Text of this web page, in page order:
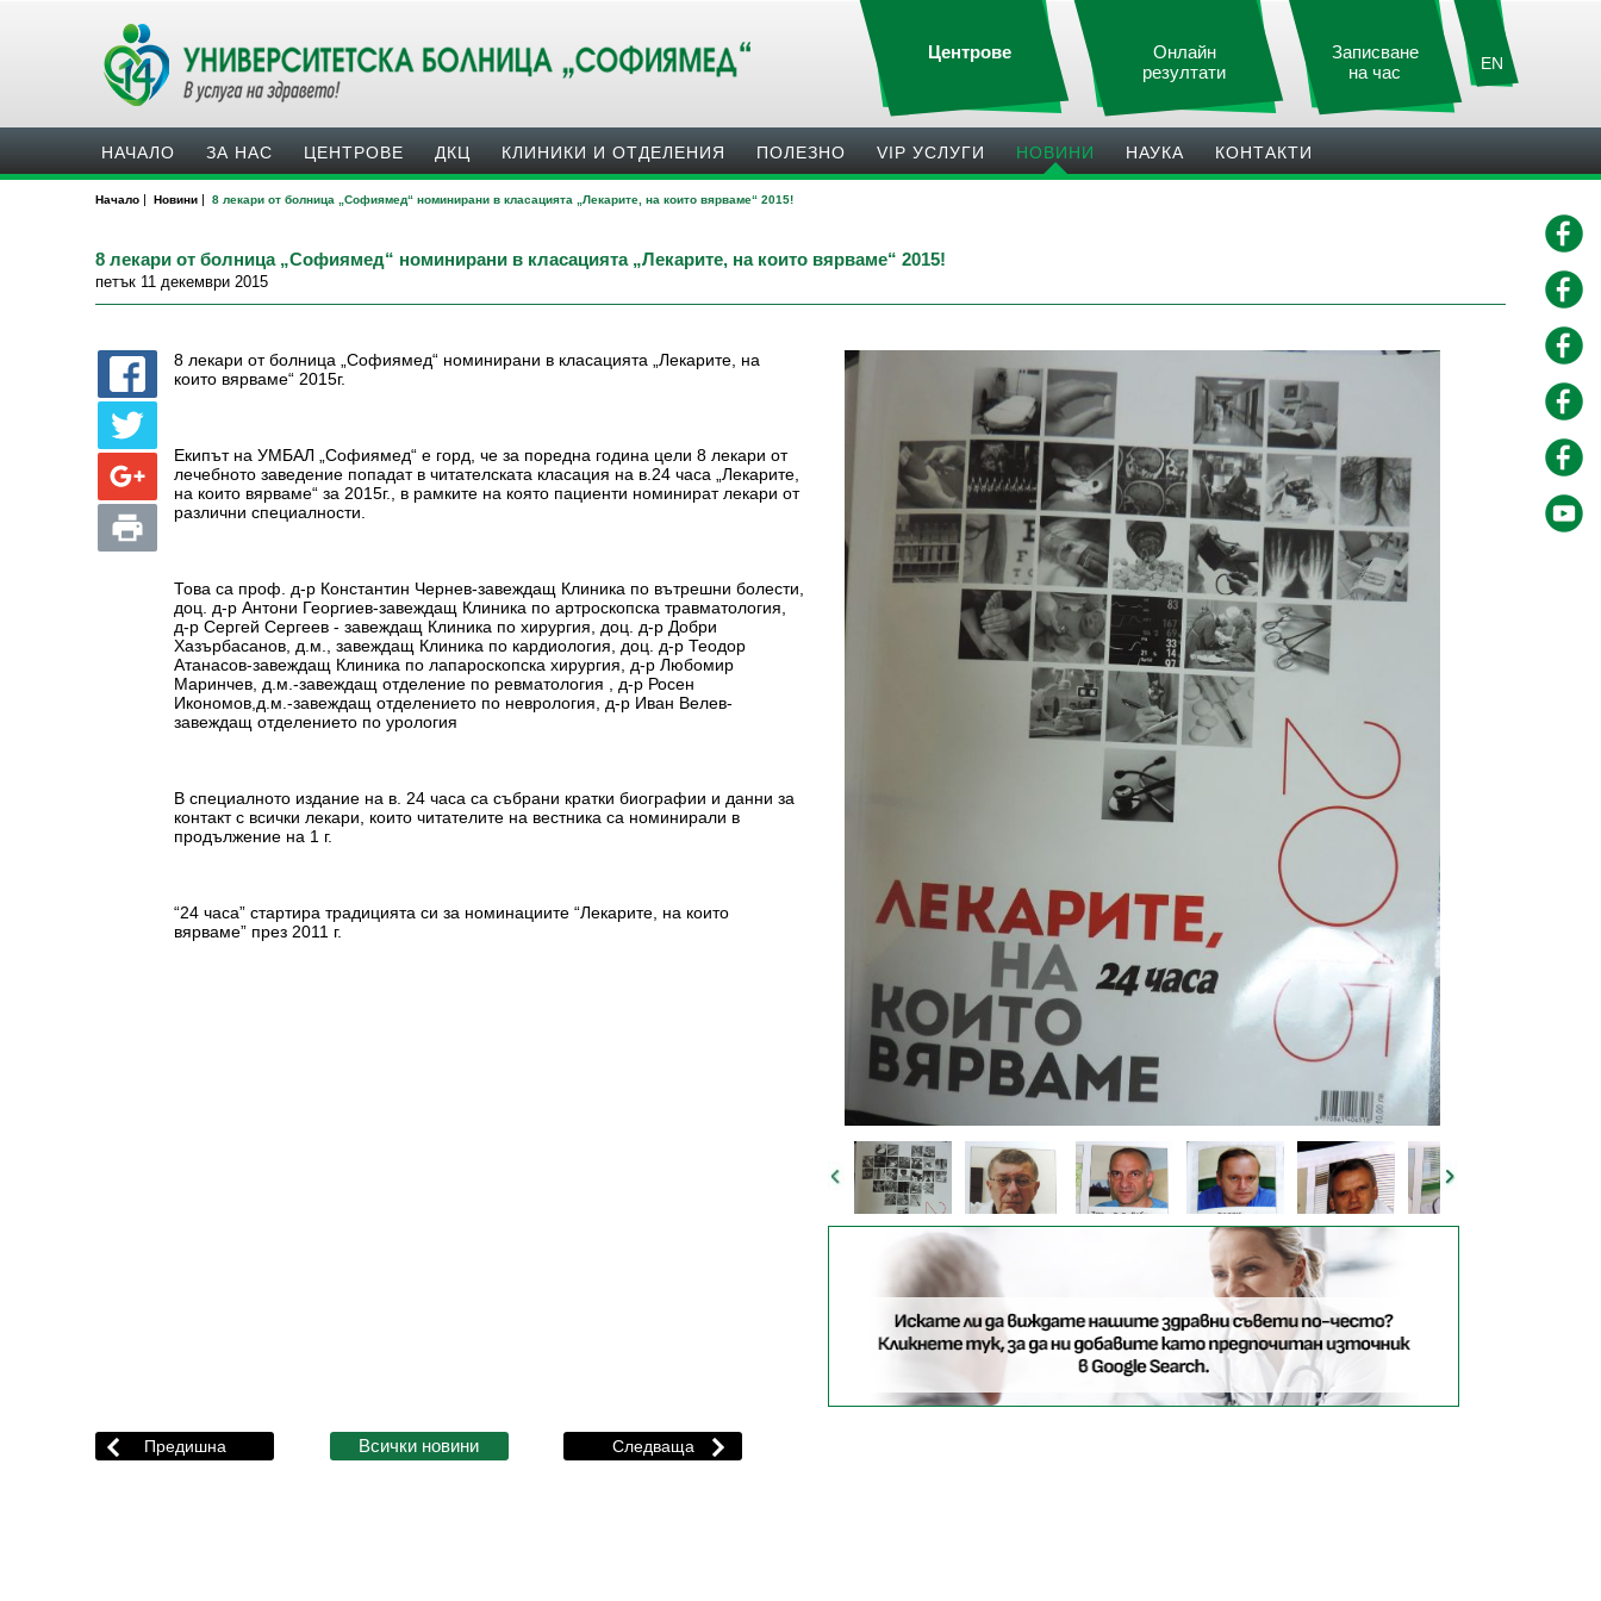
EN
Записване
на час
Онлайн
резултати
Центрове
НАЧАЛО ЗА НАС ЦЕНТРОВЕ ДКЦ КЛИНИКИ И ОТДЕЛЕНИЯ ПОЛЕЗНO VIP УСЛУГИ НОВИНИ НАУКА КОНТАКТИ
Начало | Новини | 8 лекари от болница „Софиямед“ номинирани в класацията „Лекарите, на които вярваме“ 2015!
8 лекари от болница „Софиямед“ номинирани в класацията „Лекарите, на които вярваме“ 2015!
петък 11 декември 2015
8 лекари от болница „Софиямед“ номинирани в класацията „Лекарите, на
които вярваме“ 2015г.
Екипът на УМБАЛ „Софиямед“ е горд, че за поредна година цели 8 лекари от
лечебното заведение попадат в читателската класация на в.24 часа „Лекарите,
на които вярваме“ за 2015г., в рамките на която пациенти номинират лекари от
различни специалности.
Това са проф. д-р Константин Чернев-завеждащ Клиника по вътрешни болести,
доц. д-р Антони Георгиев-завеждащ Клиника по артроскопска травматология,
д-р Сергей Сергеев - завеждащ Клиника по хирургия, доц. д-р Добри
Хазърбасанов, д.м., завеждащ Клиника по кардиология, доц. д-р Теодор
Атанасов-завеждащ Клиника по лапароскопска хирургия, д-р Любомир
Маринчев, д.м.-завеждащ отделение по ревматология , д-р Росен
Икономов,д.м.-завеждащ отделението по неврология, д-р Иван Велев-
завеждащ отделението по урология
В специалното издание на в. 24 часа са събрани кратки биографии и данни за
контакт с всички лекари, които читателите на вестника са номинирали в
продължение на 1 г.
“24 часа” стартира традицията си за номинациите “Лекарите, на които
вярваме” през 2011 г.